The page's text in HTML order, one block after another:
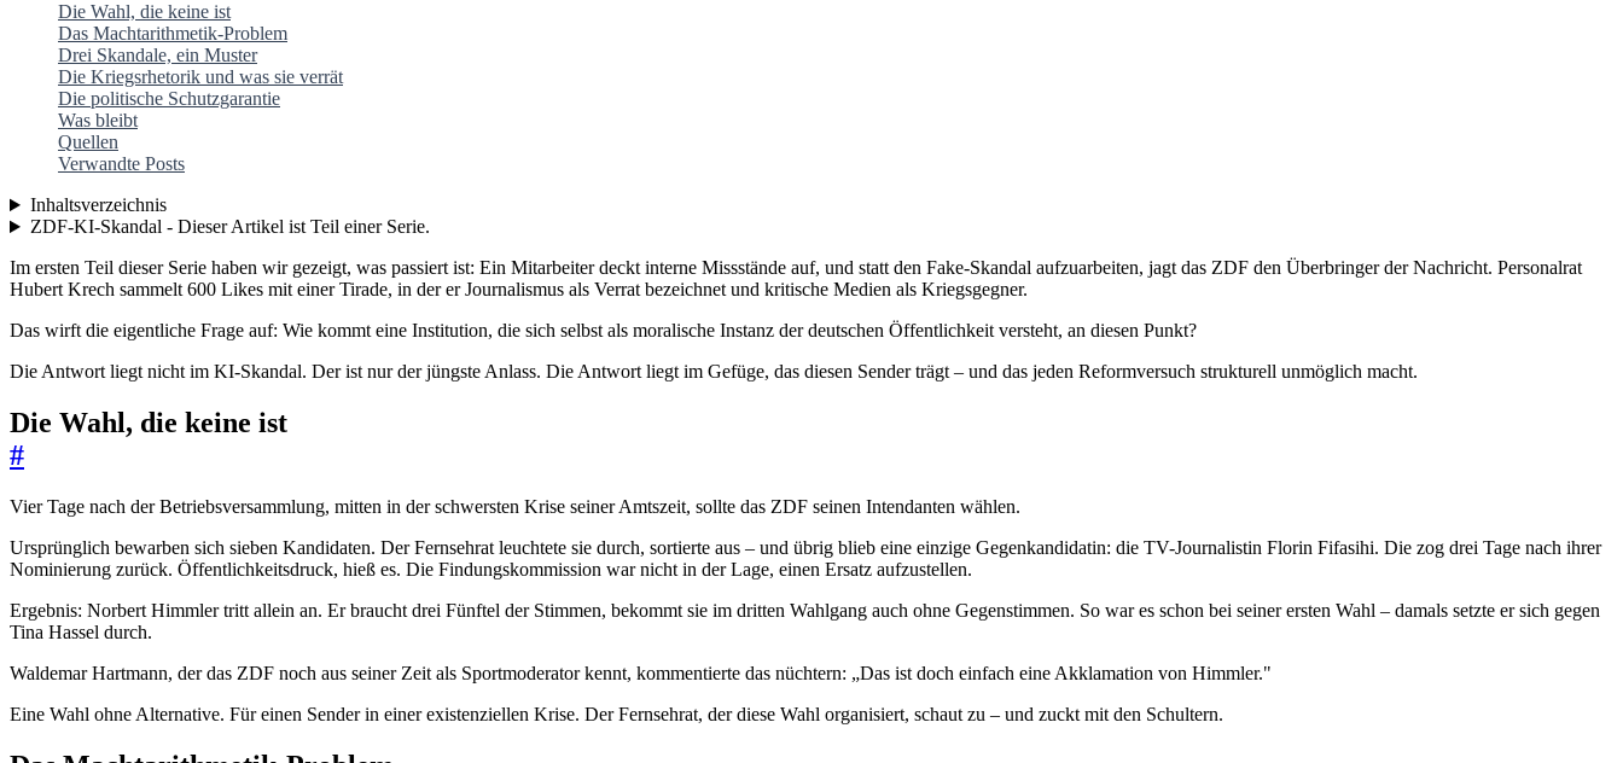
Die Wahl, die keine ist
Das Machtarithmetik-Problem
Drei Skandale, ein Muster
Die Kriegsrhetorik und was sie verrät
Die politische Schutzgarantie
Was bleibt
Quellen
Verwandte Posts
Inhaltsverzeichnis
ZDF-KI-Skandal - Dieser Artikel ist Teil einer Serie.
Im ersten Teil dieser Serie haben wir gezeigt, was passiert ist: Ein Mitarbeiter deckt interne Missstände auf, und statt den Fake-Skandal aufzuarbeiten, jagt das ZDF den Überbringer der Nachricht. Personalrat
Hubert Krech sammelt 600 Likes mit einer Tirade, in der er Journalismus als Verrat bezeichnet und kritische Medien als Kriegsgegner.
Das wirft die eigentliche Frage auf: Wie kommt eine Institution, die sich selbst als moralische Instanz der deutschen Öffentlichkeit versteht, an diesen Punkt?
Die Antwort liegt nicht im KI-Skandal. Der ist nur der jüngste Anlass. Die Antwort liegt im Gefüge, das diesen Sender trägt – und das jeden Reformversuch strukturell unmöglich macht.
Die Wahl, die keine ist
#
Vier Tage nach der Betriebsversammlung, mitten in der schwersten Krise seiner Amtszeit, sollte das ZDF seinen Intendanten wählen.
Ursprünglich bewarben sich sieben Kandidaten. Der Fernsehrat leuchtete sie durch, sortierte aus – und übrig blieb eine einzige Gegenkandidatin: die TV-Journalistin Florin Fifasihi. Die zog drei Tage nach ihrer
Nominierung zurück. Öffentlichkeitsdruck, hieß es. Die Findungskommission war nicht in der Lage, einen Ersatz aufzustellen.
Ergebnis: Norbert Himmler tritt allein an. Er braucht drei Fünftel der Stimmen, bekommt sie im dritten Wahlgang auch ohne Gegenstimmen. So war es schon bei seiner ersten Wahl – damals setzte er sich gegen
Tina Hassel durch.
Waldemar Hartmann, der das ZDF noch aus seiner Zeit als Sportmoderator kennt, kommentierte das nüchtern: „Das ist doch einfach eine Akklamation von Himmler."
Eine Wahl ohne Alternative. Für einen Sender in einer existenziellen Krise. Der Fernsehrat, der diese Wahl organisiert, schaut zu – und zuckt mit den Schultern.